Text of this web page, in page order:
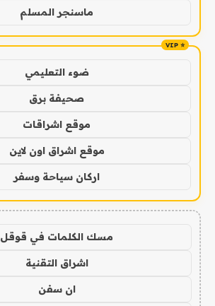
ماسنجر المسلم
ضوء التعليمي
صحيفة برق
موقع اشراقات
موقع اشراق اون لاين
اركان سياحة وسفر
مسك الكلمات في قوقل
اشراق التقنية
ان سفن